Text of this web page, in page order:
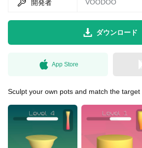
無料猫ミーム
開発者 VOODOO
ダウンロード
App Store
Sculpt your own pots and match the target